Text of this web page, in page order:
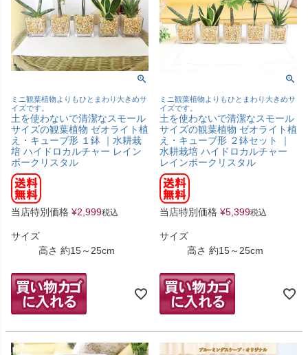
ミニ観葉植物よりもひとまわり大きめサ
イズです。
土を使わないで清潔なスモール
サイズの観葉植物 ゼオライト植
え・キューブ形 １鉢 ｜水耕栽
培 ハイドロカルチャー レイン
ボークリスタル
当店特別価格 ¥2,999税込
サイズ
高さ 約15～25cm
ミニ観葉植物よりもひとまわり大きめサ
イズです。
土を使わないで清潔なスモール
サイズの観葉植物 ゼオライト植
え・キューブ形 ２鉢セット ｜
水耕栽培 ハイドロカルチャー
レインボークリスタル
当店特別価格 ¥5,399税込
サイズ
高さ 約15～25cm